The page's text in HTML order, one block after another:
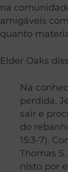
na
amigáveis
quanto
Elder Oaks
Na
perdida,
sair e
do
15:3-7).
Thomas
nisto por